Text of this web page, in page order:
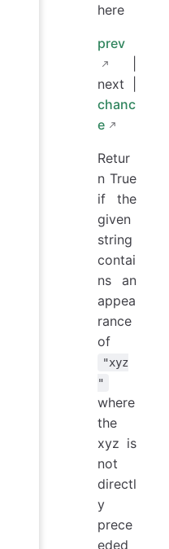
here
prev
next |
chanc
e
Retur
n True
if the
given
string
contai
ns an
appea
rance
of
"xyz
"
where
the
xyz is
not
directl
y
prece
eded